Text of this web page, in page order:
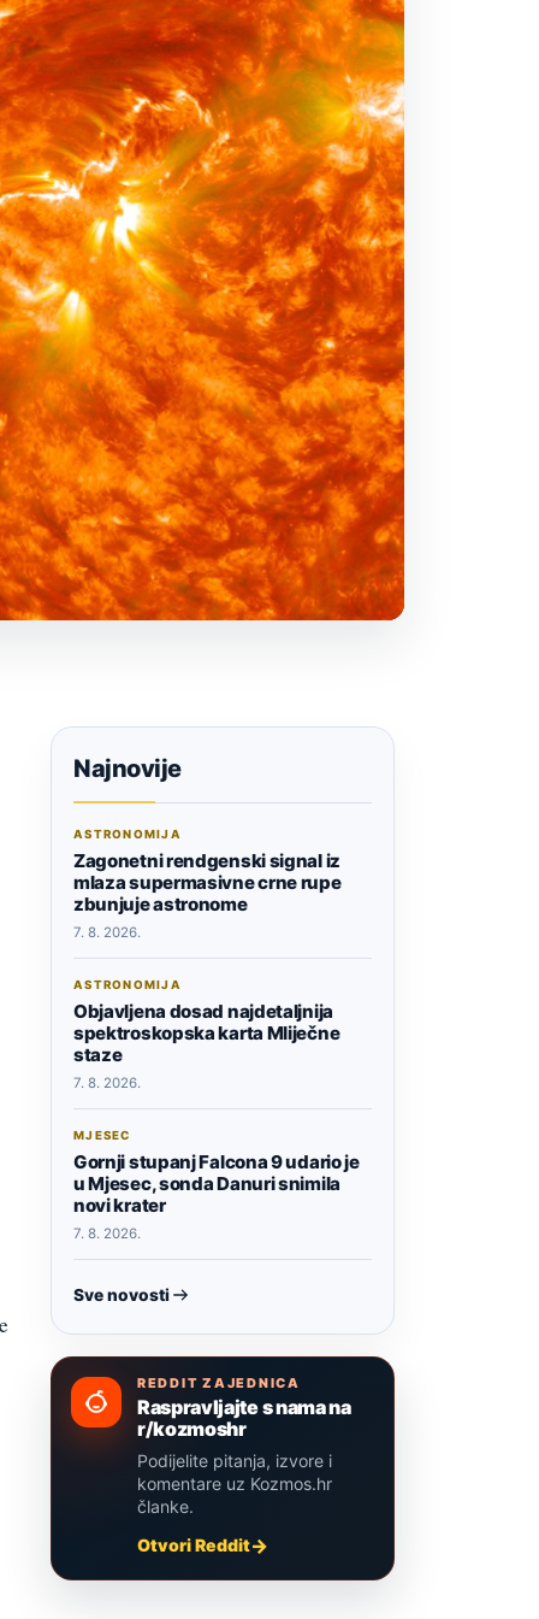
Najnovije
ASTRONOMIJA
Zagonetni rendgenski signal iz
mlaza supermasivne crne rupe
zbunjuje astronome
7. 8. 2026.
ASTRONOMIJA
Objavljena dosad najdetaljnija
spektroskopska karta Mliječne
staze
7. 8. 2026.
MJESEC
Gornji stupanj Falcona 9 udario je
u Mjesec, sonda Danuri snimila
novi krater
7. 8. 2026.
Sve novosti
REDDIT ZAJEDNICA
Raspravljajte s nama na
r/kozmoshr
Podijelite pitanja, izvore i
komentare uz Kozmos.hr
članke.
Otvori Reddit